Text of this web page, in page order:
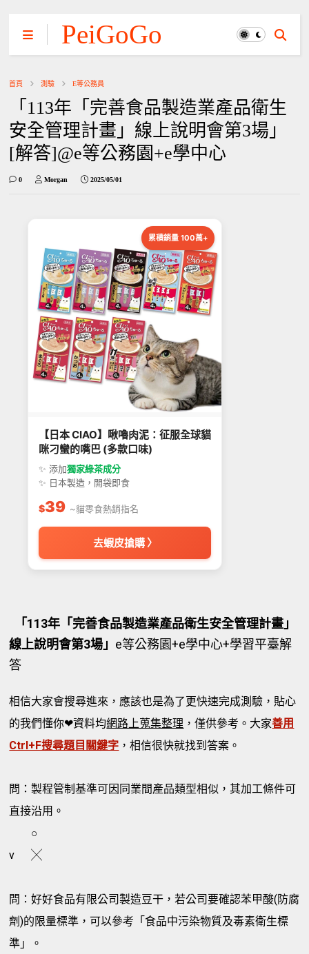
PeiGoGo
首頁 測驗 E等公務員
「113年「完善食品製造業產品衛生
安全管理計畫」線上說明會第3場」
[解答]@e等公務園+e學中心
0 Morgan 2025/05/01
累積銷量 100萬+
【日本 CIAO】啾嚕肉泥：征服全球貓
咪刁蠻的嘴巴 (多款口味)
✨ 添加獨家綠茶成分
✨ 日本製造，開袋即食
$39 ~貓零食熱銷指名
去蝦皮搶購 〉
「113年「完善食品製造業產品衛生安全管理計畫」
線上說明會第3場」 e等公務園+e學中心+學習平臺解
答
相信大家會搜尋進來，應該也是為了更快速完成測驗，貼心
的我們懂你❤資料均網路上蒐集整理 ，僅供參考。大家善用
Ctrl+F搜尋題目關鍵字 ，相信很快就找到答案。
問：製程管制基準可因同業間產品類型相似，其加工條件可
直接沿用。
○
v
╳
問：好好食品有限公司製造豆干，若公司要確認苯甲酸(防腐
劑)的限量標準，可以參考「食品中污染物質及毒素衛生標
準」。